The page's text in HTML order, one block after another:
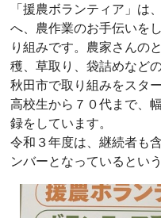
「援農ボランティア」は
へ、農作業のお手伝いを
り組みです。農家さんの
穫、草取り、袋詰めなど
秋田市で取り組みをスタ
高校生から７０代まで、
録をしています。
令和３年度は、継続者も
ンバーとなっているとい